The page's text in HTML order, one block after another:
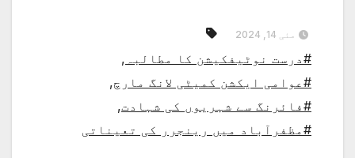
مئی 14, 2024
#درست نوٹیفکیشن کا مطالبہ ,
#عوامی ایکشن کمیٹی لانگ مارچ,
#فائرنگ سے شہریوں کی شہادت,
#مظفرآباد میں رینجرر کی تعیناتی